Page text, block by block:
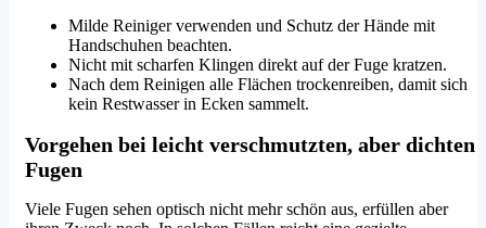
Milde Reiniger verwenden und Schutz der Hände mit
Handschuhen beachten.
Nicht mit scharfen Klingen direkt auf der Fuge kratzen.
Nach dem Reinigen alle Flächen trockenreiben, damit sich
kein Restwasser in Ecken sammelt.
Vorgehen bei leicht verschmutzten, aber dichten
Fugen
Viele Fugen sehen optisch nicht mehr schön aus, erfüllen aber